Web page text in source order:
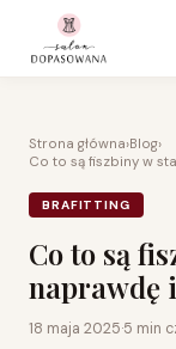
Strona główna›Blog›
Co to są fiszbiny w
BRAFITTING
Co to są
naprawdę
18 maja 2025·5 min